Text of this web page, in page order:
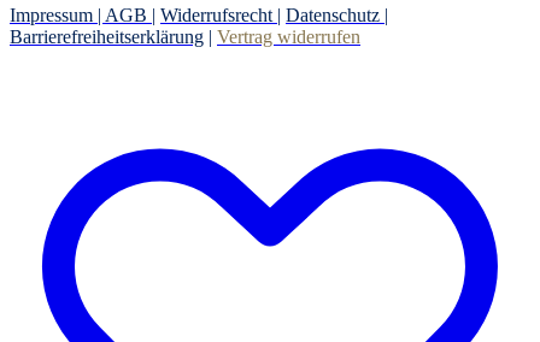
Impressum | AGB | Widerrufsrecht | Datenschutz |
Barrierefreiheitserklärung | Vertrag widerrufen